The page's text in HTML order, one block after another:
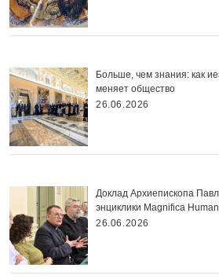
Больше, чем знания: как
меняет общество
26.06.2026
Доклад Архиепископа
энциклики Magnifica
26.06.2026